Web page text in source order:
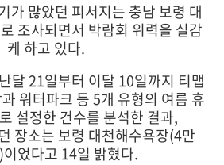
가 많았던 피서지는 충남 보령 대
조사되면서 박람회 위력을 실감
케 하고 있다.
달 21일부터 이달 10일까지 티맵
워터파크 등 5개 유형의 여름 휴
설정한 건수를 분석한 결과,
장소는 보령 대천해수욕장(4만
었다고 14일 밝혔다.